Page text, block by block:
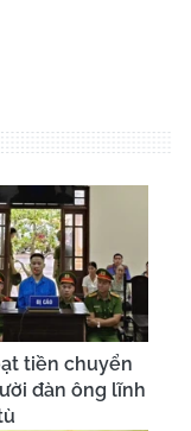
tiền chuyển
đàn ông lĩnh